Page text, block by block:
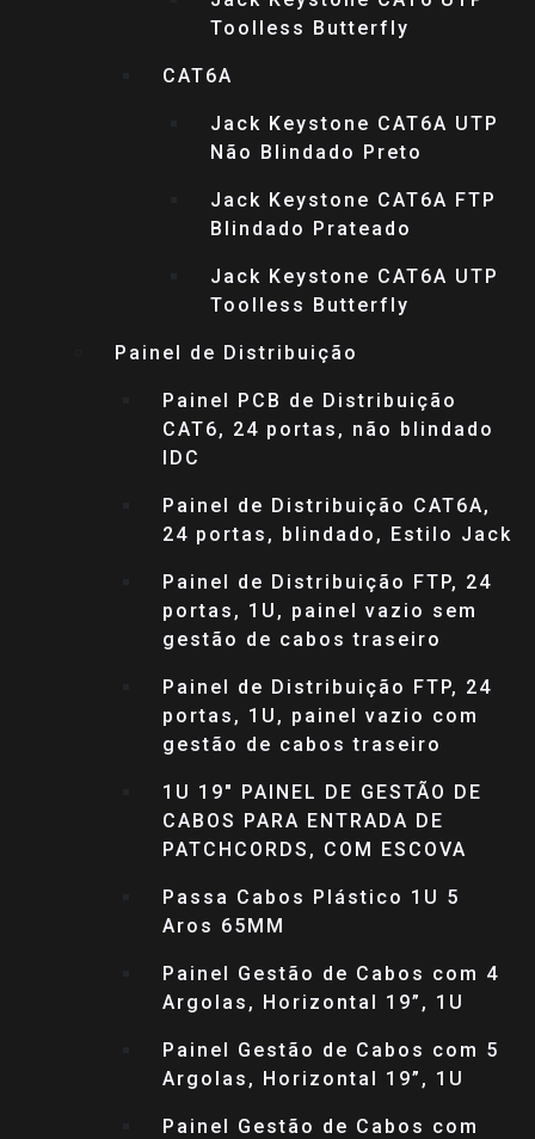
Toolless Butterfly
CAT6A
Jack Keystone CAT6A UTP
Não Blindado Preto
Jack Keystone CAT6A FTP
Blindado Prateado
Jack Keystone CAT6A UTP
Toolless Butterfly
Painel de Distribuição
Painel PCB de Distribuição
CAT6, 24 portas, não blindado
IDC
Painel de Distribuição CAT6A,
24 portas, blindado, Estilo Jack
Painel de Distribuição FTP, 24
portas, 1U, painel vazio sem
gestão de cabos traseiro
Painel de Distribuição FTP, 24
portas, 1U, painel vazio com
gestão de cabos traseiro
1U 19″ PAINEL DE GESTÃO DE
CABOS PARA ENTRADA DE
PATCHCORDS, COM ESCOVA
Passa Cabos Plástico 1U 5
Aros 65MM
Painel Gestão de Cabos com 4
Argolas, Horizontal 19”, 1U
Painel Gestão de Cabos com 5
Argolas, Horizontal 19”, 1U
Painel Gestão de Cabos com